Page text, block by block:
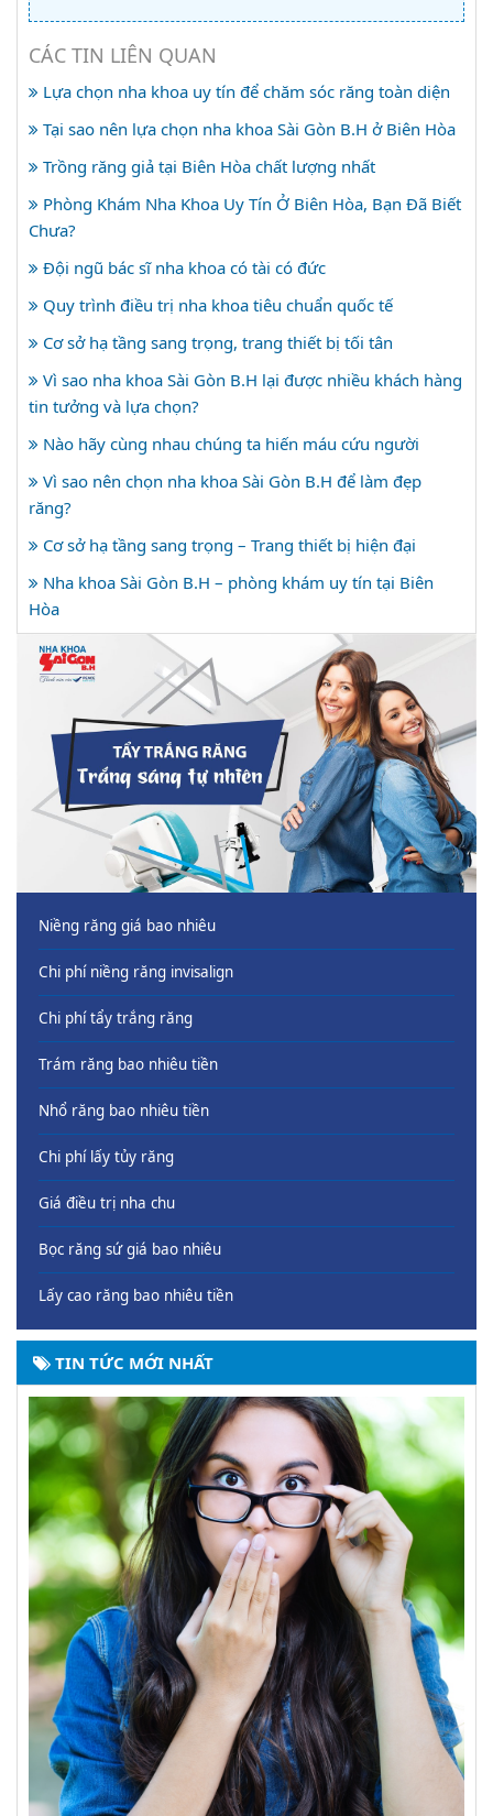
CÁC TIN LIÊN QUAN
Lựa chọn nha khoa uy tín để chăm sóc răng toàn diện
Tại sao nên lựa chọn nha khoa Sài Gòn B.H ở Biên Hòa
Trồng răng giả tại Biên Hòa chất lượng nhất
Phòng Khám Nha Khoa Uy Tín Ở Biên Hòa, Bạn Đã Biết
Chưa?
Đội ngũ bác sĩ nha khoa có tài có đức
Quy trình điều trị nha khoa tiêu chuẩn quốc tế
Cơ sở hạ tầng sang trọng, trang thiết bị tối tân
Vì sao nha khoa Sài Gòn B.H lại được nhiều khách hàng
tin tưởng và lựa chọn?
Nào hãy cùng nhau chúng ta hiến máu cứu người
Vì sao nên chọn nha khoa Sài Gòn B.H để làm đẹp
răng?
Cơ sở hạ tầng sang trọng – Trang thiết bị hiện đại
Nha khoa Sài Gòn B.H – phòng khám uy tín tại Biên
Hòa
Niềng răng giá bao nhiêu
Chi phí niềng răng invisalign
Chi phí tẩy trắng răng
Trám răng bao nhiêu tiền
Nhổ răng bao nhiêu tiền
Chi phí lấy tủy răng
Giá điều trị nha chu
Bọc răng sứ giá bao nhiêu
Lấy cao răng bao nhiêu tiền
TIN TỨC MỚI NHẤT